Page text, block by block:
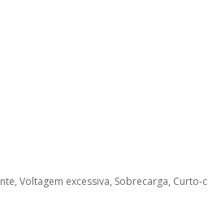
Voltagem excessiva, Sobrecarga, Curto-